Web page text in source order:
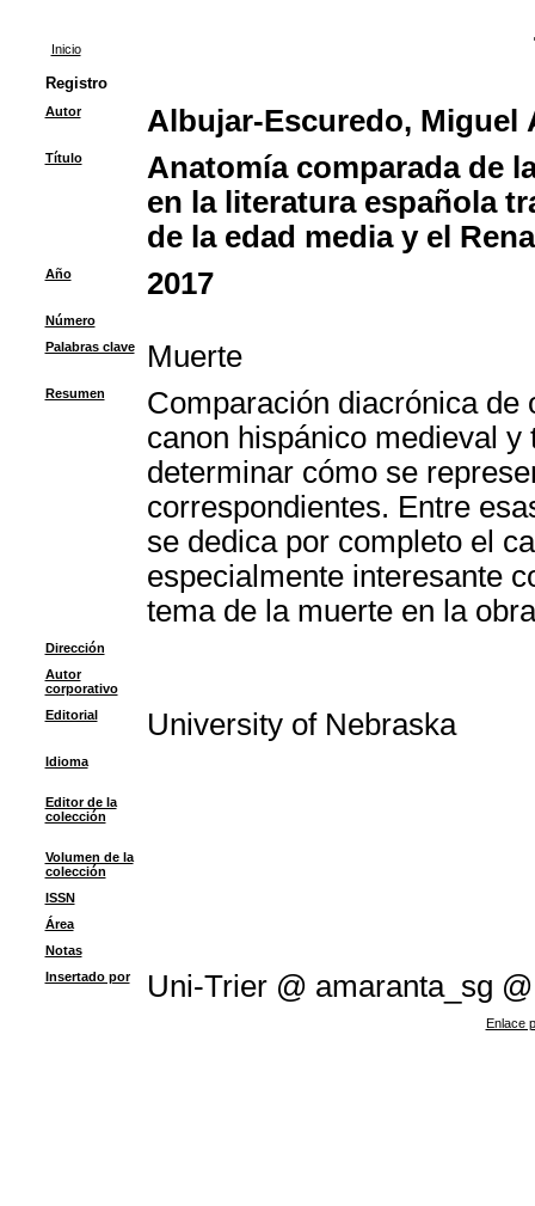
Inicio
Registro
Autor Albujar-Escuredo, Miguel
Título
Anatomía comparada de
en la literatura española
de la edad media y el
Año 2017
Número
Palabras clave
Muerte
Resumen
Comparación diacrónica de
canon hispánico medieval
determinar cómo se
correspondientes. Entre
se dedica por completo el
especialmente interesante
tema de la muerte en la
Dirección
Autor
corporativo
Editorial
University of Nebraska
Idioma
Editor de la
colección
Volumen de la
colección
ISSN
Área
Notas
Insertado por
Uni-Trier @ amaranta_sg @
Enlace